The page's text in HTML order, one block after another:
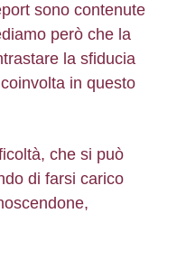
sono contenute
però che la
la sfiducia
in questo
che si può
di farsi carico